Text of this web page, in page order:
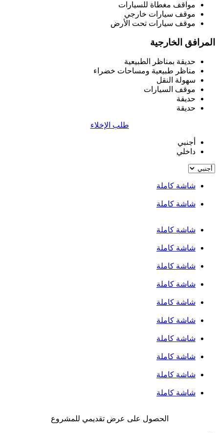
مواقف مغطاة للسيارات
موقف سيارات خارجي
موقف سيارات تحت الأرض
المرافق الخارجية
حديقة بمناظر الطبيعية
مناظر طبيعية ومساحات خضراء
سهولة النقل
موقف السيارات
حديقة
حديقة
طلب الإخلاء
أجنبي
داخلي
شاشة كاملة
شاشة كاملة
شاشة كاملة
شاشة كاملة
شاشة كاملة
شاشة كاملة
شاشة كاملة
شاشة كاملة
شاشة كاملة
شاشة كاملة
شاشة كاملة
شاشة كاملة
الحصول على عرض تقديمي للمشروع